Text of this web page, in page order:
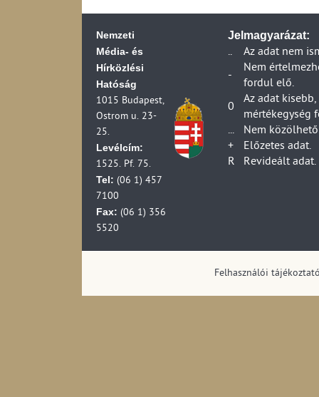
Nemzeti
Média- és
Hírközlési
Hatóság
1015 Budapest,
Ostrom u. 23-
25.
Levélcím:
1525. Pf. 75.
Tel: (06 1) 457
7100
Fax: (06 1) 356
5520
Jelmagyarázat:
..
Az adat nem
-
Nem
fordul elő.
0
Az adat
mértékegység
...
Nem
+
Előzetes adat.
R
Revideált adat.
Felhasználói